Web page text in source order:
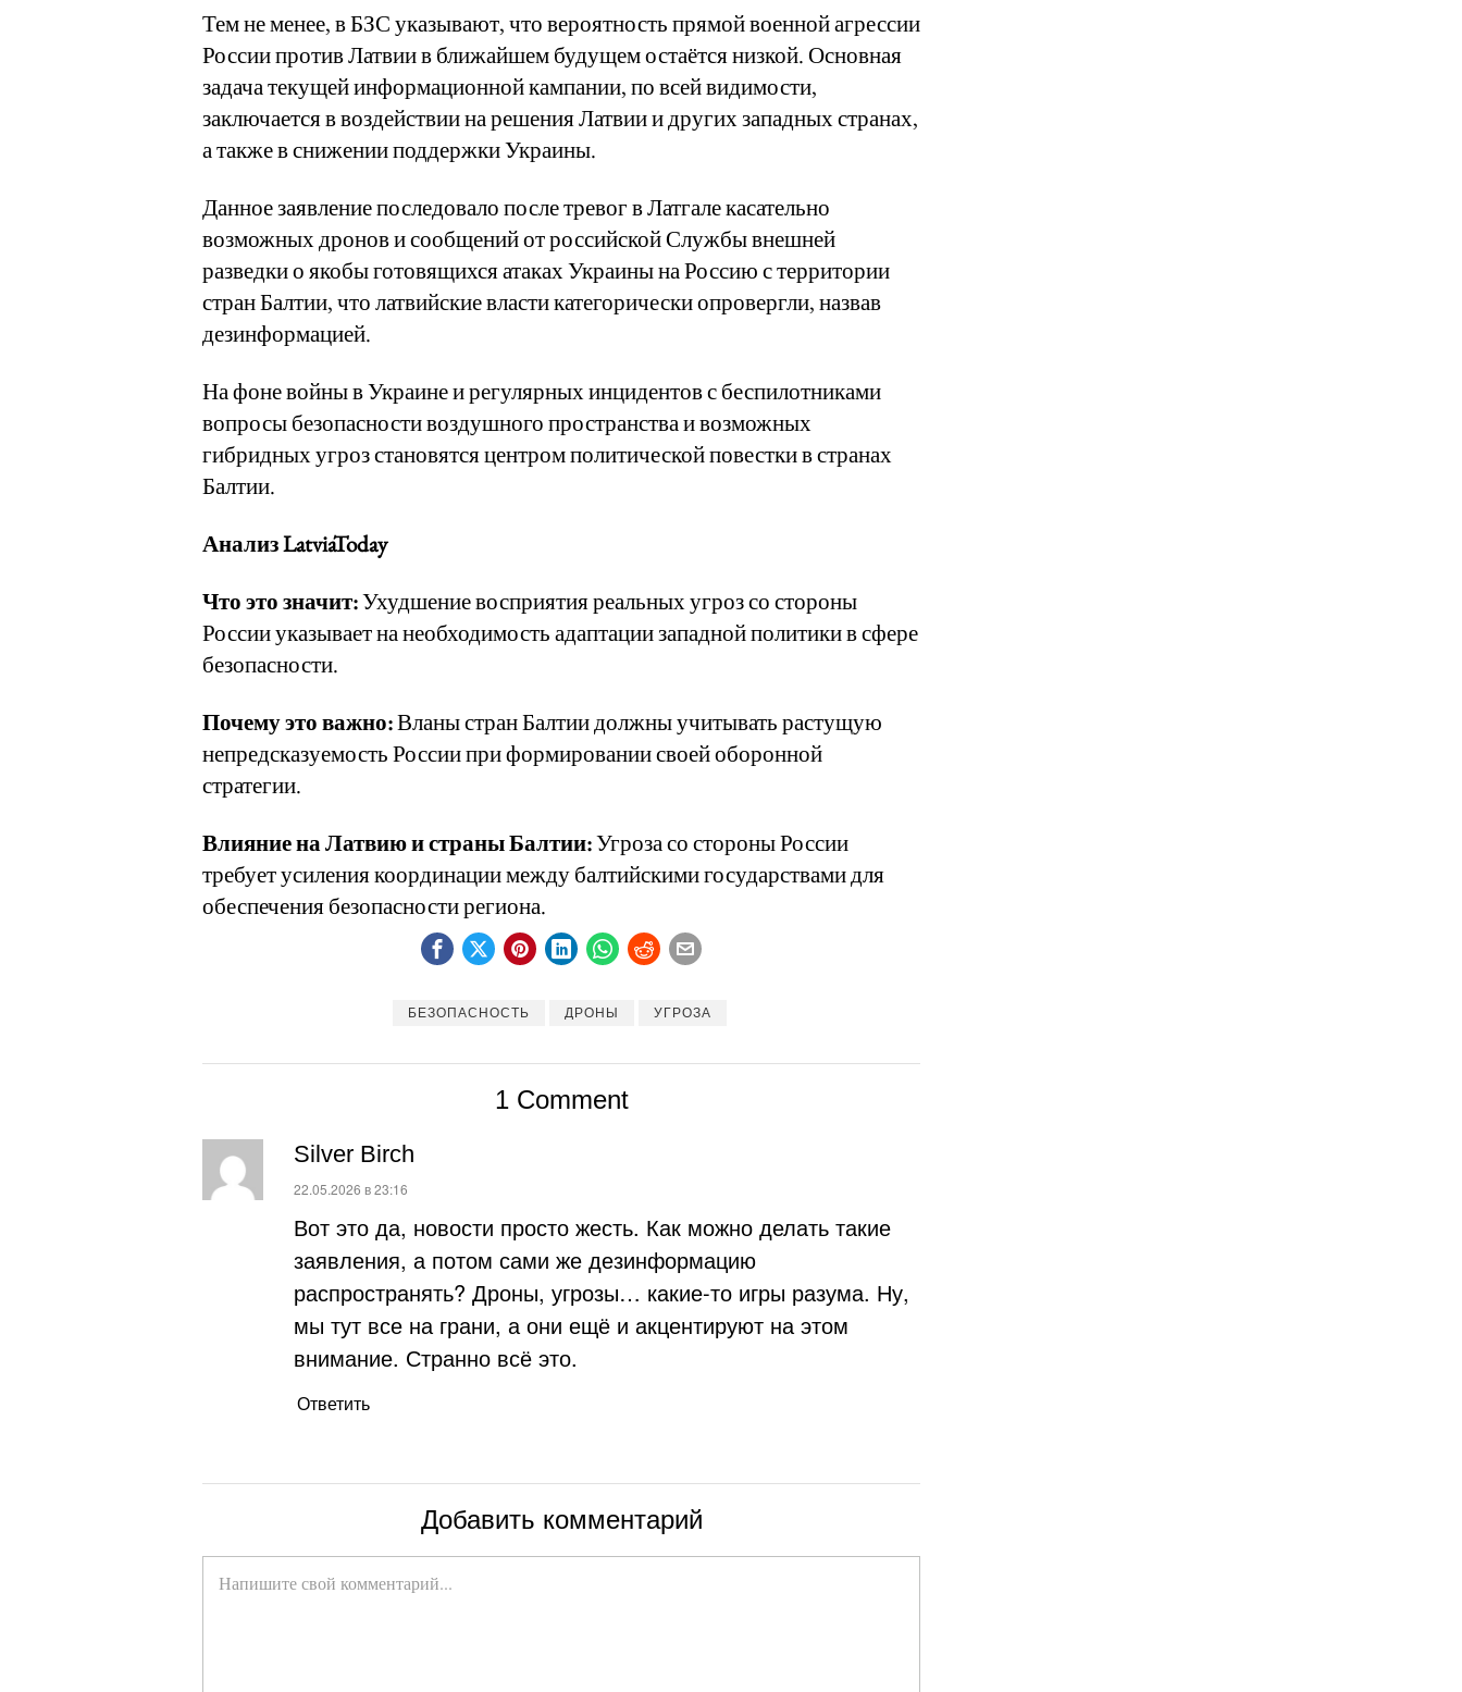
Тем не менее, в БЗС указывают, что вероятность прямой военной агрессии
России против Латвии в ближайшем будущем остаётся низкой. Основная
задача текущей информационной кампании, по всей видимости,
заключается в воздействии на решения Латвии и других западных странах,
а также в снижении поддержки Украины.
Данное заявление последовало после тревог в Латгале касательно
возможных дронов и сообщений от российской Службы внешней
разведки о якобы готовящихся атаках Украины на Россию с территории
стран Балтии, что латвийские власти категорически опровергли, назвав
дезинформацией.
На фоне войны в Украине и регулярных инцидентов с беспилотниками
вопросы безопасности воздушного пространства и возможных
гибридных угроз становятся центром политической повестки в странах
Балтии.
Анализ LatviaToday
Что это значит:Ухудшение восприятия реальных угроз со стороны
России указывает на необходимость адаптации западной политики в сфере
безопасности.
Почему это важно:Вланы стран Балтии должны учитывать растущую
непредсказуемость России при формировании своей оборонной
стратегии.
Влияние на Латвию и страны Балтии:Угроза со стороны России
требует усиления координации между балтийскими государствами для
обеспечения безопасности региона.
БЕЗОПАСНОСТЬ ДРОНЫ УГРОЗА
1 Comment
Silver Birch
:
22.05.2026 в 23:16
Вот это да, новости просто жесть. Как можно делать такие
заявления, а потом сами же дезинформацию
распространять? Дроны, угрозы… какие-то игры разума. Ну,
мы тут все на грани, а они ещё и акцентируют на этом
внимание. Странно всё это.
Ответить
Добавить комментарий